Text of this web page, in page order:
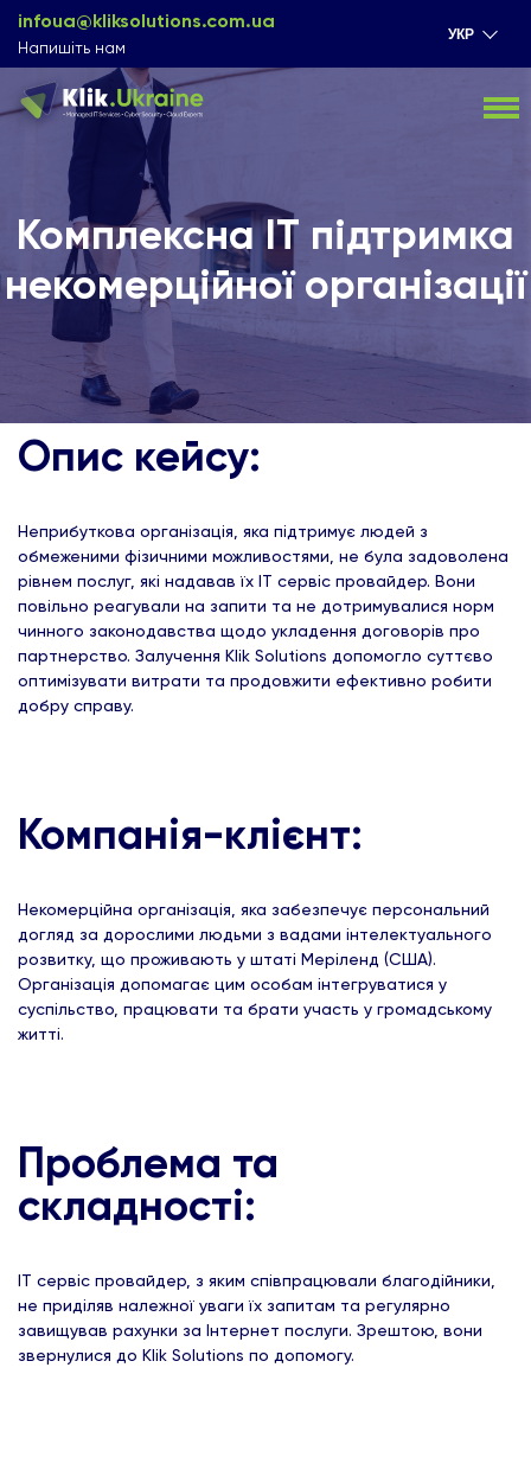
infoua@kliksolutions.com.ua
Напишіть нам
УКР
Комплексна ІТ підтримка
некомерційної організації
Опис кейсу:
Неприбуткова організація, яка підтримує людей з
обмеженими фізичними можливостями, не була задоволена
рівнем послуг, які надавав їх ІТ сервіс провайдер. Вони
повільно реагували на запити та не дотримувалися норм
чинного законодавства щодо укладення договорів про
партнерство. Залучення Klik Solutions допомогло суттєво
оптимізувати витрати та продовжити ефективно робити
добру справу.
Компанія-клієнт:
Некомерційна організація, яка забезпечує персональний
догляд за дорослими людьми з вадами інтелектуального
розвитку, що проживають у штаті Меріленд (США).
Організація допомагає цим особам інтегруватися у
суспільство, працювати та брати участь у громадському
житті.
Проблема та
складності:
ІТ сервіс провайдер, з яким співпрацювали благодійники,
не приділяв належної уваги їх запитам та регулярно
завищував рахунки за Інтернет послуги. Зрештою, вони
звернулися до Klik Solutions по допомогу.